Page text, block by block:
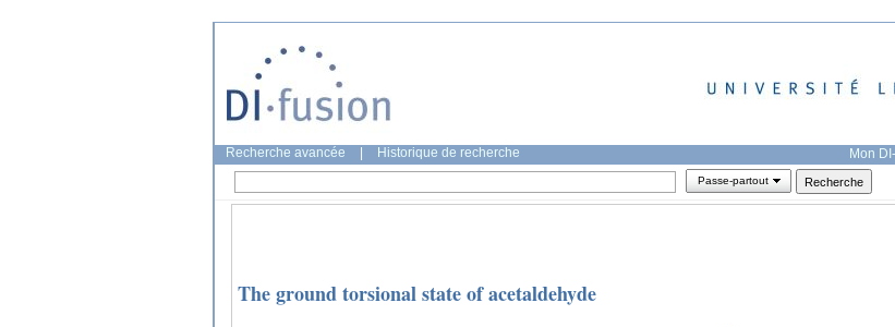
Recherche avancée Historique de recherche Mon
Passe-partout
The ground torsional state of acetaldehyde